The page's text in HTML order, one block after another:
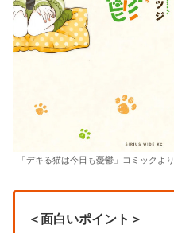
「デキる猫は今日も憂鬱」コミックより
＜面白いポイント＞